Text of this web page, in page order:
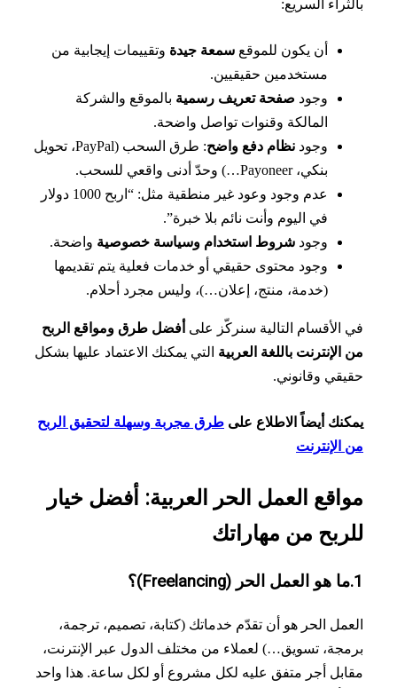
السريع:
أن يكون للموقعسمعة جيدةوتقييمات إيجابية من
مستخدمين حقيقيين.
صفحة تعريف رسميةبالموقع والشركة
المالكة وقنوات تواصل واضحة.
نظام دفع واضح
: طرق السحب (PayPal، تحويل
عدم وجود وعود غير منطقية مثل: “اربح 1000 دولار
في اليوم وأنت نائم بلا خبرة”.
شروط استخدام وسياسة خصوصيةواضحة.
وجود محتوى حقيقي أو خدمات فعلية يتم تقديمها
(خدمة، منتج، إعلان…)، وليس مجرد أحلام.
الأقسام التالية سنركّز على أفضل طرق ومواقع الربح
باللغة العربيةالتي يمكنك الاعتماد عليها بشكل
وقانوني.
أيضاً الاطلاع علىطرق مجربة وسهلة لتحقيق الربح
العمل الحر العربية: أفضل خيار
من مهاراتك
الحر هو أن تقدّم خدماتك (كتابة، تصميم، ترجمة،
تسويق…) لعملاء من مختلف الدول عبر الإنترنت،
أجر متفق عليه لكل مشروع أو لكل ساعة. هذا واحد